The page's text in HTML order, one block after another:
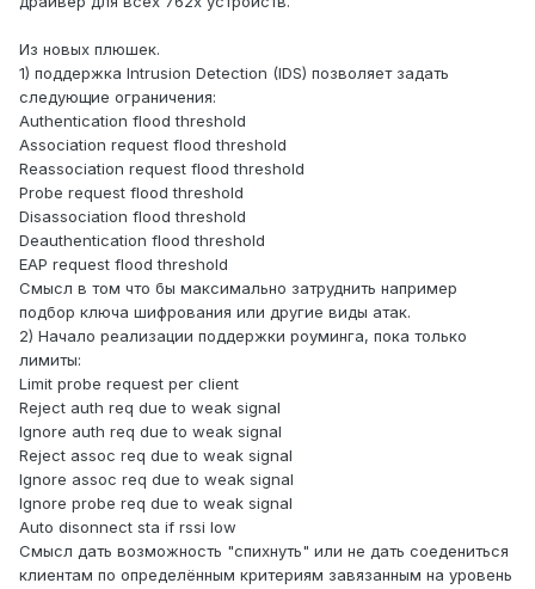
Из новых плюшек.
1) поддержка Intrusion Detection (IDS) позволяет задать
следующие ограничения:
Authentication flood threshold
Association request flood threshold
Reassociation request flood threshold
Probe request flood threshold
Disassociation flood threshold
Deauthentication flood threshold
EAP request flood threshold
Смысл в том что бы максимально затруднить например
подбор ключа шифрования или другие виды атак.
2) Начало реализации поддержки роуминга, пока только
лимиты:
Limit probe request per client
Reject auth req due to weak signal
Ignore auth req due to weak signal
Reject assoc req due to weak signal
Ignore assoc req due to weak signal
Ignore probe req due to weak signal
Auto disonnect sta if rssi low
Смысл дать возможность "спихнуть" или не дать соедениться
клиентам по определённым критериям завязанным на уровень